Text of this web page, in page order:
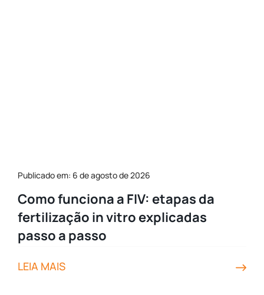
Publicado em: 6 de agosto de 2026
Como funciona a FIV: etapas da
fertilização in vitro explicadas
passo a passo
LEIA MAIS